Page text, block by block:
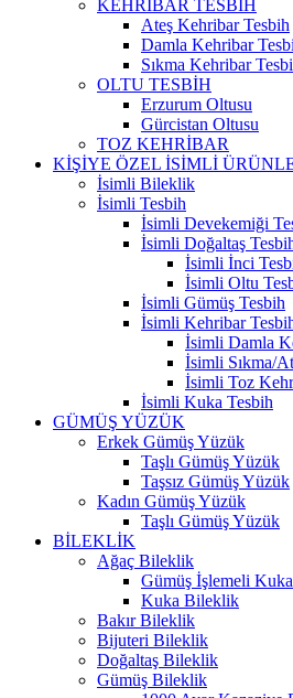
KEHRİBAR TESBİH
Ateş Kehribar Tesbih
Damla Kehribar
Sıkma Kehribar
OLTU TESBİH
Erzurum Oltusu
Gürcistan Oltusu
TOZ KEHRİBAR
KİŞİYE ÖZEL İSİMLİ
İsimli Bileklik
İsimli Tesbih
İsimli Devekemiği
İsimli Doğaltaş
İsimli İnci
İsimli Oltu
İsimli Gümüş Tesbih
İsimli Kehribar
İsimli Damla
İsimli Sıkma/
İsimli Toz
İsimli Kuka Tesbih
GÜMÜŞ YÜZÜK
Erkek Gümüş Yüzük
Taşlı Gümüş Yüzük
Taşsız Gümüş Yüzük
Kadın Gümüş Yüzük
Taşlı Gümüş Yüzük
BİLEKLİK
Ağaç Bileklik
Gümüş İşlemeli
Kuka Bileklik
Bakır Bileklik
Bijuteri Bileklik
Doğaltaş Bileklik
Gümüş Bileklik